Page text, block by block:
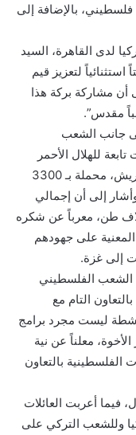
مساعدات نقدية وتوزيع طرود غذائية لـ 500 فلسطيني، بالإضافة إلى
لدى القاهرة، السيد
لتعزيز قيم
أن مشاركة بركة هذا
مقدس”.
جانب الشعب
للهلال الأحمر
التركي في 21 فبراير الماضي إلى ميناء العريش، محملة بـ 3300
إلى أن إجمالي
المرسلة من تركيا تجاوز 110 آلاف طن، معرباً عن شكره
على جهودهم
إلى غزة.
الشعب الفلسطيني
التام مع
ليست مجرد برامج
معلناً عن نية
الفلسطينية بالتعاون
فيما أعربت العائلات
وللشعب التركي على